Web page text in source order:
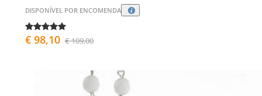
DISPONÍVEL POR ENCOMENDA
€ 98,10 € 109,00